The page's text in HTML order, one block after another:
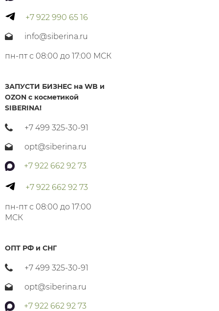
+7 922 990 65 16
info@siberina.ru
пн-пт с 08:00 до 17:00 МСК
ЗАПУСТИ БИЗНЕС на WB и
OZON с косметикой
SIBERINA!
+7 499 325-30-91
opt@siberina.ru
+7 922 662 92 73
+7 922 662 92 73
пн-пт с 08:00 до 17:00
МСК
ОПТ РФ и СНГ
+7 499 325-30-91
opt@siberina.ru
+7 922 662 92 73